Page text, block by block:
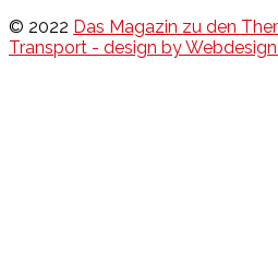
© 2022 Das Magazin zu den
Transport - design by